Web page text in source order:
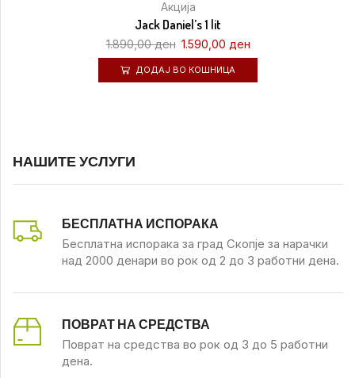
Акција
Jack Daniel’s 1 lit
1.890,00ден 1.590,00 ден
ДОДАЈ ВО КОШНИЦА
НАШИТЕ УСЛУГИ
БЕСПЛАТНА ИСПОРАКА
Бесплатна испорака за град Скопје за нарачки
над 2000 денари во рок од 2 до 3 работни дена.
ПОВРАТ НА СРЕДСТВА
Поврат на средства во рок од 3 до 5 работни
дена.